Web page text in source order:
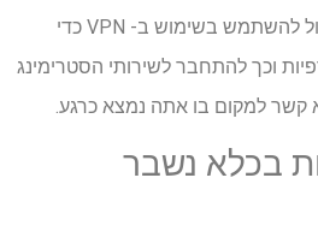
יכול להשתמש בשימוש ב- VPN כדי
וכך להתחבר לשירותי הסטרימינג
קשר למקום בו אתה נמצא כרגע.
בכלא נשבר